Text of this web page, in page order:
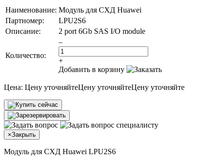
Наименование: Модуль для СХД Huawei
Партномер:
LPU2S6
Описание:
2 port 6Gb SAS I/O module
Количество:
–
+
Добавить в корзину
Цена: Цену уточняйтеЦену уточняйтеЦену уточняйте
×Закрыть
Модуль для СХД Huawei LPU2S6